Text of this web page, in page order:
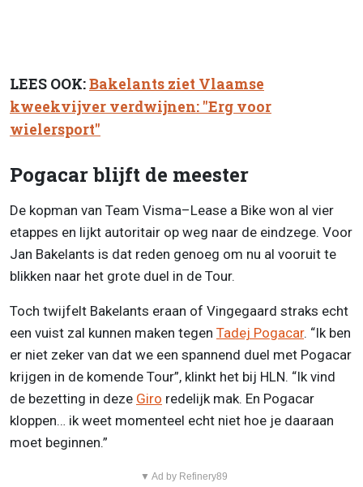
LEES OOK:Bakelants ziet Vlaamse
kweekvijver verdwijnen: "Erg voor
wielersport"
Pogacar blijft de meester
De kopman van Team Visma–Lease a Bike won al vier
etappes en lijkt autoritair op weg naar de eindzege. Voor
Jan Bakelants is dat reden genoeg om nu al vooruit te
blikken naar het grote duel in de Tour.
Toch twijfelt Bakelants eraan of Vingegaard straks echt
een vuist zal kunnen maken tegen Tadej Pogacar. “Ik ben
er niet zeker van dat we een spannend duel met Pogacar
krijgen in de komende Tour”, klinkt het bij HLN. “Ik vind
de bezetting in deze Giro redelijk mak. En Pogacar
kloppen… ik weet momenteel echt niet hoe je daaraan
moet beginnen.”
▼ Ad by Refinery89